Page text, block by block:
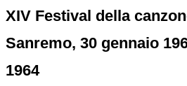
XIV Festival della
Sanremo, 30 gennaio
1964